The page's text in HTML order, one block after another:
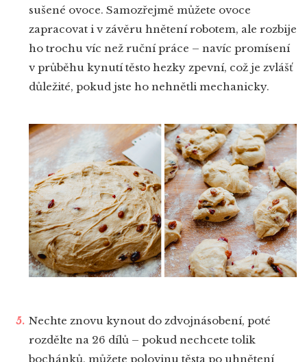
sušené ovoce. Samozřejmě můžete ovoce
zapracovat i v závěru hnětení robotem, ale rozbije
ho trochu víc než ruční práce – navíc promísení
v průběhu kynutí těsto hezky zpevní, což je zvlášť
důležité, pokud jste ho nehnětli mechanicky.
Nechte znovu kynout do zdvojnásobení, poté
rozdělte na 26 dílů – pokud nechcete tolik
bochánků, můžete polovinu těsta po uhnětení